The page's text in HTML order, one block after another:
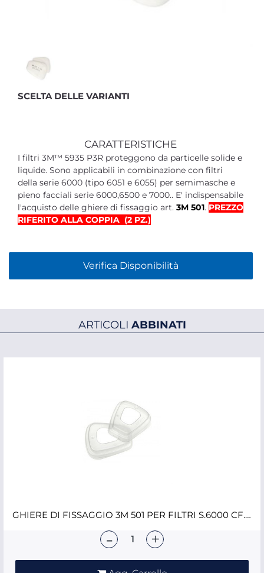
SCELTA DELLE VARIANTI
CARATTERISTICHE
I filtri 3M™ 5935 P3R proteggono da particelle solide e
liquide. Sono applicabili in combinazione con filtri
della serie 6000 (tipo 6051 e 6055) per semimasche e
pieno facciali serie 6000,6500 e 7000.. E' indispensabile
l'acquisto delle ghiere di fissaggio art. 3M 501. PREZZO
RIFERITO ALLA COPPIA (2 PZ.)
Verifica Disponibilità
ARTICOLI ABBINATI
GHIERE DI FISSAGGIO 3M 501 PER FILTRI S.6000 CF.PZ.2